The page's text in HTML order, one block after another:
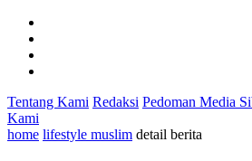
Tentang Kami Redaksi Pedoman Media
Kami
home lifestyle muslim detail berita